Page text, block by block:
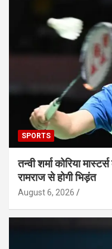
SPORTS
तन्वी शर्मा कोरिया
रामराज से होगी भिड़ंत
August 6, 2026